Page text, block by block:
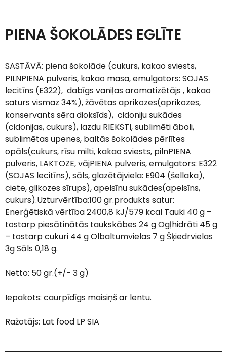
PIENA ŠOKOLĀDES EGLĪTE
SASTĀVĀ: piena šokolāde (cukurs, kakao sviests,
PILNPIENA pulveris, kakao masa, emulgators: SOJAS
lecitīns (E322), dabīgs vaniļas aromatizētājs , kakao
saturs vismaz 34%), žāvētas aprikozes(aprikozes,
konservants sēra dioksīds), cidoniju sukādes
(cidonijas, cukurs), lazdu RIEKSTI, sublimēti āboli,
sublimētas upenes, baltās šokolādes pērlītes
opāls(cukurs, rīsu milti, kakao sviests, pilnPIENA
pulveris, LAKTOZE, vājPIENA pulveris, emulgators: E322
(SOJAS lecitīns), sāls, glazētājviela: E904 (šellaka),
ciete, glikozes sīrups), apelsīnu sukādes(apelsīns,
cukurs).Uzturvērtība:100 gr.produkts satur:
Enerģētiskā vērtība 2400,8 kJ/579 kcal Tauki 40 g –
tostarp piesātinātās taukskābes 24 g Ogļhidrāti 45 g
– tostarp cukuri 44 g Olbaltumvielas 7 g Šķiedrvielas
3g Sāls 0,18 g.
Netto: 50 gr.(+/- 3 g)
Iepakots: caurpīdīgs maisiņš ar lentu.
Ražotājs: Lat food LP SIA